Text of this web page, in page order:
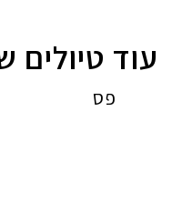
עוד טיולים
פס